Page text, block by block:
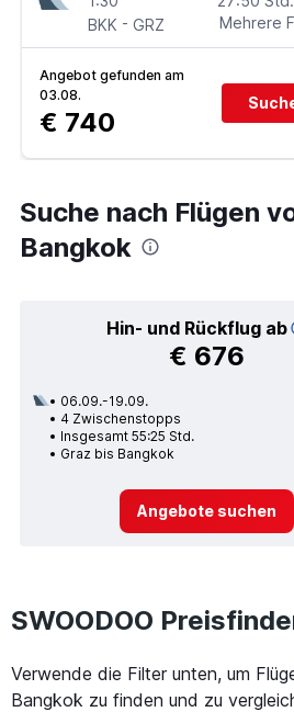
BKK - GRZ
Mehrere
Angebot gefunden am
03.08.
€ 740
Suche nach Flügen
Bangkok
Hin- und Rückflug ab
€ 676
06.09.-19.09.
4 Zwischenstopps
Insgesamt 55:25 Std.
Graz bis Bangkok
Angebote suchen
SWOODOO
Verwende die Filter unten, um
Bangkok zu finden und zu